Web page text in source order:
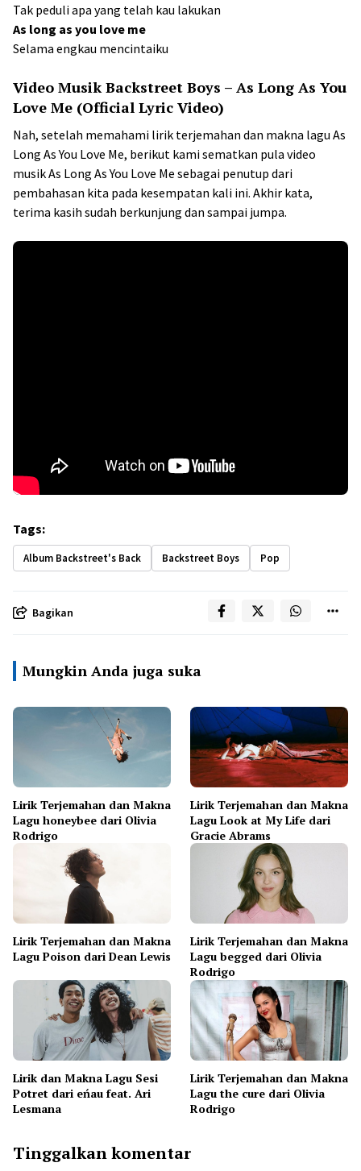
Tak peduli apa yang telah kau lakukan
As long as you love me
Selama engkau mencintaiku
Video Musik Backstreet Boys – As Long As You
Love Me (Official Lyric Video)
Nah, setelah memahami lirik terjemahan dan makna lagu As
Long As You Love Me, berikut kami sematkan pula video
musik As Long As You Love Me sebagai penutup dari
pembahasan kita pada kesempatan kali ini. Akhir kata,
terima kasih sudah berkunjung dan sampai jumpa.
Tags:
Album Backstreet's Back Backstreet Boys Pop
Bagikan
Mungkin Anda juga suka
Lirik Terjemahan dan Makna
Lagu honeybee dari Olivia
Rodrigo
Lirik Terjemahan dan Makna
Lagu Look at My Life dari
Gracie Abrams
Lirik Terjemahan dan Makna
Lagu Poison dari Dean Lewis
Lirik Terjemahan dan Makna
Lagu begged dari Olivia
Rodrigo
Lirik dan Makna Lagu Sesi
Potret dari eńau feat. Ari
Lesmana
Lirik Terjemahan dan Makna
Lagu the cure dari Olivia
Rodrigo
Tinggalkan komentar